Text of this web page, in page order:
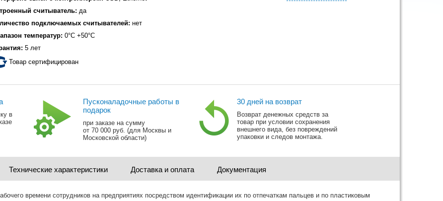
считыватель: да
подключаемых считывателей: нет
температур: 0°С +50°С
5 лет
Товар сертифицирован
в
Пусконаладочные работы в
подарок
при заказе на сумму
от 70 000 руб. (для Москвы и
Московской области)
30 дней на возврат
Возврат денежных средств за
товар при условии сохранения
внешнего вида, без повреждений
упаковки и следов монтажа.
Технические характеристики Доставка и оплата Документация
времени сотрудников на предприятиях посредством идентификации их по отпечаткам пальцев и по пластиковым